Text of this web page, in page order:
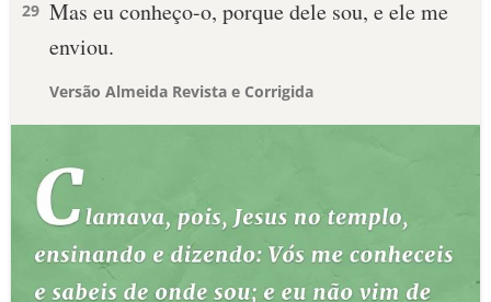
29 Mas eu conheço-o, porque dele sou, e ele me
enviou.
Versão Almeida Revista e Corrigida